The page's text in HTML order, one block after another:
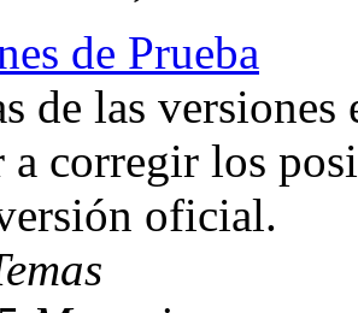
de Prueba
de las
a corregir los
oficial.